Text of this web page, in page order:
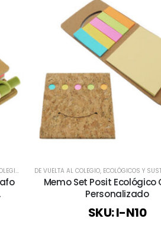
ECOLÓGICOS Y SUSTENTABLES,ESCRITORIO ,
DE VUELTA AL COLEGIO, ECOLÓGICOS Y
Memo Set Posit Ecológico
Personalizado
SKU: I-N10